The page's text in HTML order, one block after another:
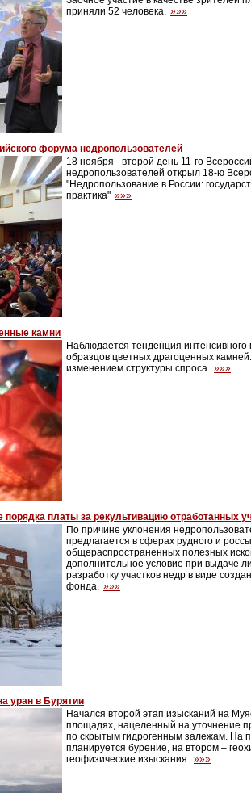
приняли 52 человека. »»»
форума недропользователей
18 ноября - второй день 11-го
недропользователей открыл 18-ю
"Недропользование в России:
практика" »»»
камни
Наблюдается тенденция
образцов цветных драгоценных
изменением структуры спроса. »»»
порядка платы за рекультивацию отработанных
По причине уклонения
предлагается в сферах рудного и
общераспространенных полезных
дополнительное условие при выдаче
разработку участков недр в виде
фонда. »»»
уран в Бурятии
Начался второй этап изысканий на
площадях, нацеленный на уточнение
по скрытым гидрогенным залежам. На
планируется бурение, на втором –
геофизические изыскания. »»»